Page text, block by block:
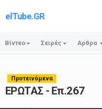
elTube.GR
Βίντεο Σειρές Αρθρα
Προτεινόμενα
ΕΡΩΤΑΣ - Επ.267